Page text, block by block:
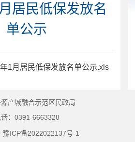
居民低保发放名
单公示
1月居民低保发放名单公示.xls
产城融合示范区民政局
话：0391-6663328
豫ICP备2022022137号-1